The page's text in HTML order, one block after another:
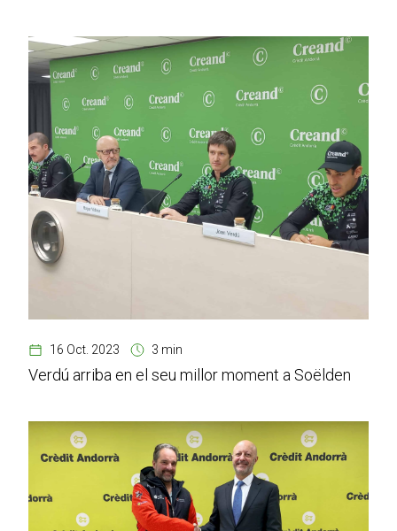
16 Oct. 2023 3 min
Verdú arriba en el seu millor moment a Soëlden